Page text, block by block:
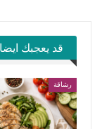
قد يعجبك ايضا
رشاقة